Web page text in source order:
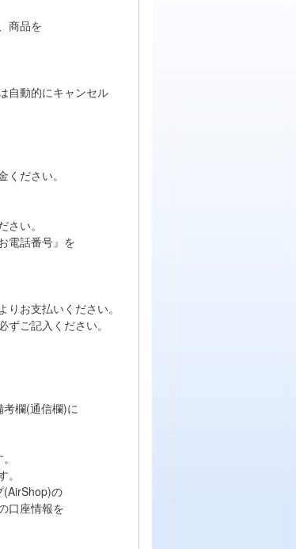
商品を
自動的にキャンセル
ださい。
い。
電話番号』を
お支払いください。
ご記入ください。
欄(通信欄)に
の
座情報を